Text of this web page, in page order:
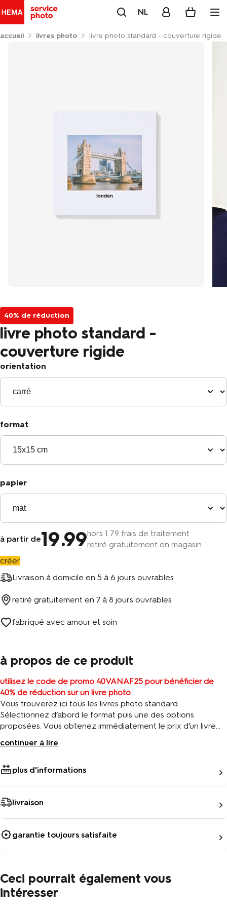
NL
accueil livres photo livre photo standard - couverture rigide
40% de réduction
livre photo standard -
couverture rigide
orientation
format
papier
à partir de19.99hors 1 .79 frais de traitement
retiré gratuitement en magasin
créer
Livraison à domicile en 5 à 6 jours ouvrables
retiré gratuitement en 7 à 8 jours ouvrables
fabriqué avec amour et soin
à propos de ce produit
utilisez le code de promo 40VANAF25 pour bénéficier de
40% de réduction sur un livre photo
Vous trouverez ici tous les livres photo standard.
Sélectionnez d’abord le format puis une des options
proposées. Vous obtenez immédiatement le prix d’un livre
aspect plus luxueux ainsi qu’un meilleur rendu des couleurs ;
lorsque le livre est ouvert, comme dans un livre classique.
continuer à lire
plus d'informations
livraison
garantie toujours satisfaite
Ceci pourrait également vous
intéresser